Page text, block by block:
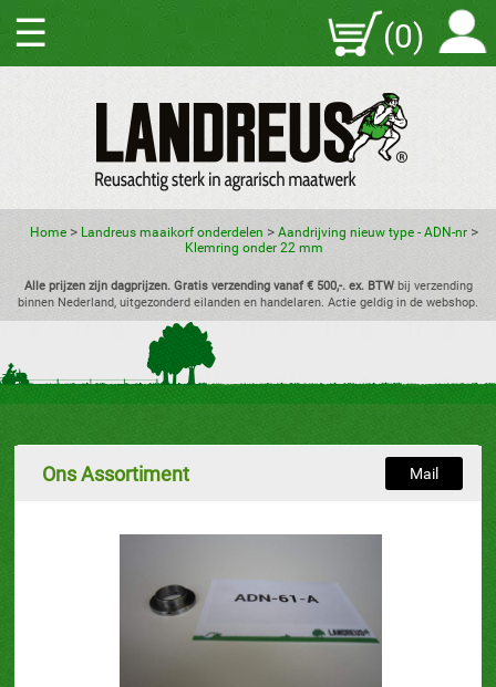
☰ (0)
Home> Landreus maaikorf onderdelen > Aandrijving nieuw type - ADN-nr>
Klemring onder 22 mm
Alle prijzen zijn dagprijzen. Gratis verzending vanaf € 500,-. ex. BTWbij verzending
binnen Nederland, uitgezonderd eilanden en handelaren. Actie geldig in de webshop.
Ons Assortiment Mail